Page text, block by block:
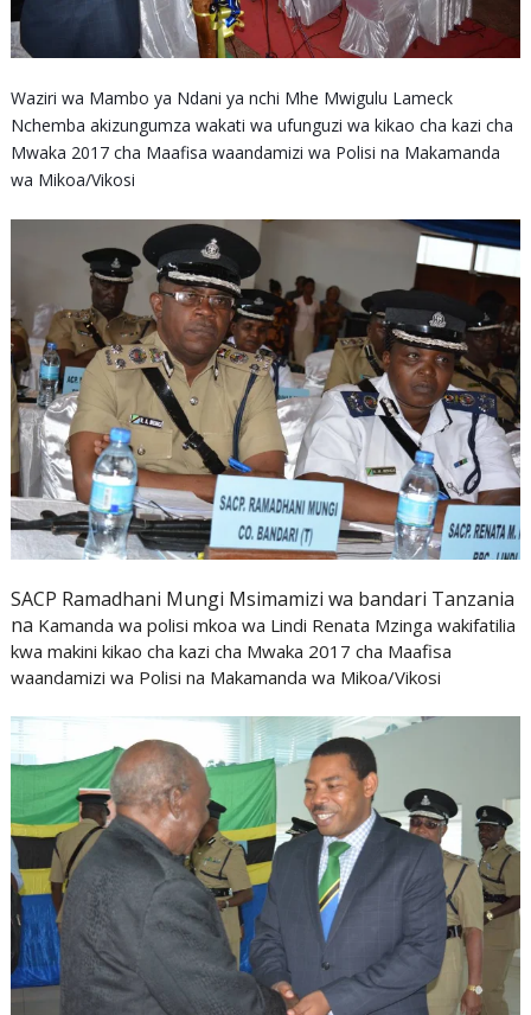
Waziri wa Mambo ya Ndani ya nchi Mhe Mwigulu Lameck
Nchemba akizungumza wakati wa ufunguzi wa kikao cha kazi cha
Mwaka 2017 cha Maafisa waandamizi wa Polisi na Makamanda
wa Mikoa/Vikosi
SACP Ramadhani Mungi Msimamizi wa bandari Tanzania
na Kamanda wa polisi mkoa wa Lindi Renata Mzinga wakifatilia
kwa makini kikao cha kazi cha Mwaka 2017 cha Maafisa
waandamizi wa Polisi na Makamanda wa Mikoa/Vikosi